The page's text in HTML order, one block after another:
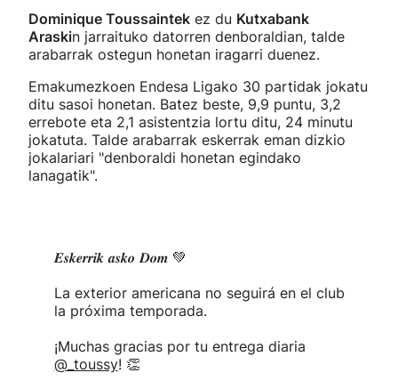
Dominique Toussaintek ez du Kutxabank
Araskin jarraituko datorren denboraldian, talde
arabarrak ostegun honetan iragarri duenez.
Emakumezkoen Endesa Ligako 30 partidak jokatu
ditu sasoi honetan. Batez beste, 9,9 puntu, 3,2
errebote eta 2,1 asistentzia lortu ditu, 24 minutu
jokatuta. Talde arabarrak eskerrak eman dizkio
jokalariari "denboraldi honetan egindako
lanagatik".
𝑬𝒔𝒌𝒆𝒓𝒓𝒊𝒌 𝒂𝒔𝒌𝒐 𝑫𝒐𝒎 💚
La exterior americana no seguirá en el club
la próxima temporada.
¡Muchas gracias por tu entrega diaria
@_toussy! 👏